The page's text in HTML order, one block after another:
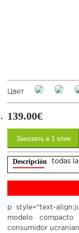
Цвет
139.00€
Заказать в 1 клик
Descripción todas
p style="text-
modelo
consumidor